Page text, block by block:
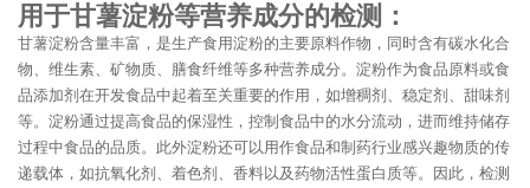
用于甘薯淀粉等营养成分的检测：
甘薯淀粉含量丰富，是生产食用淀粉的主要原料作物，同时含有碳水化合
物、维生素、矿物质、膳食纤维等多种营养成分。淀粉作为食品原料或食
品添加剂在开发食品中起着至关重要的作用，如增稠剂、稳定剂、甜味剂
等。淀粉通过提高食品的保湿性，控制食品中的水分流动，进而维持储存
过程中食品的品质。此外淀粉还可以用作食品和制药行业感兴趣物质的传
递载体，如抗氧化剂、着色剂、香料以及药物活性蛋白质等。因此，检测